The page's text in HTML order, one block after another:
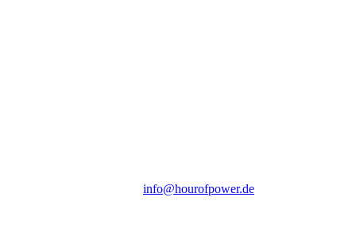
info@hourofpower.de